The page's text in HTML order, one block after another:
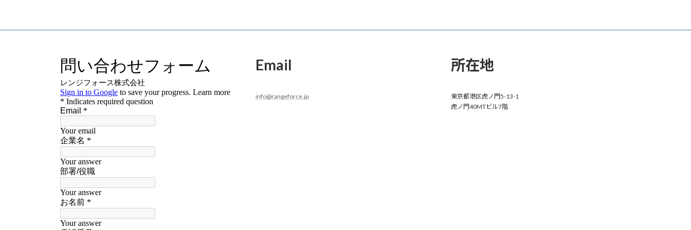
Email
info@rangeforce.jp
所在地
東京都港区虎ノ門5-13-1
虎ノ門40MTビル7階